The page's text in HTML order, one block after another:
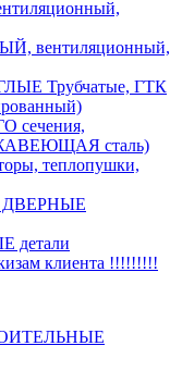
вентиляционный,
Трубчатые, ГТК
сталь)
теплопушки,
клиента !!!!!!!!!